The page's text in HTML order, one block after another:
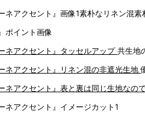
素朴なリネン混素
共生地